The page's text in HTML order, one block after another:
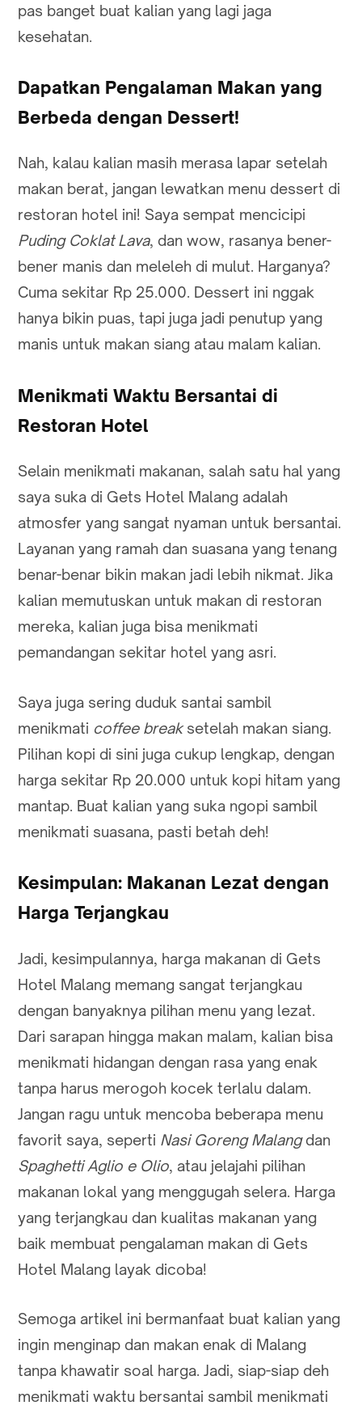
pas banget buat kalian yang lagi jaga
kesehatan.
Dapatkan Pengalaman Makan yang
Berbeda dengan Dessert!
Nah, kalau kalian masih merasa lapar setelah
makan berat, jangan lewatkan menu dessert di
restoran hotel ini! Saya sempat mencicipi
Puding Coklat Lava, dan wow, rasanya bener-
bener manis dan meleleh di mulut. Harganya?
Cuma sekitar Rp 25.000. Dessert ini nggak
hanya bikin puas, tapi juga jadi penutup yang
manis untuk makan siang atau malam kalian.
Menikmati Waktu Bersantai di
Restoran Hotel
Selain menikmati makanan, salah satu hal yang
saya suka di Gets Hotel Malang adalah
atmosfer yang sangat nyaman untuk bersantai.
Layanan yang ramah dan suasana yang tenang
benar-benar bikin makan jadi lebih nikmat. Jika
kalian memutuskan untuk makan di restoran
mereka, kalian juga bisa menikmati
pemandangan sekitar hotel yang asri.
Saya juga sering duduk santai sambil
menikmati coffee breaksetelah makan siang.
Pilihan kopi di sini juga cukup lengkap, dengan
harga sekitar Rp 20.000 untuk kopi hitam yang
mantap. Buat kalian yang suka ngopi sambil
menikmati suasana, pasti betah deh!
Kesimpulan: Makanan Lezat dengan
Harga Terjangkau
Jadi, kesimpulannya, harga makanan di Gets
Hotel Malang memang sangat terjangkau
dengan banyaknya pilihan menu yang lezat.
Dari sarapan hingga makan malam, kalian bisa
menikmati hidangan dengan rasa yang enak
tanpa harus merogoh kocek terlalu dalam.
Jangan ragu untuk mencoba beberapa menu
favorit saya, seperti Nasi Goreng Malangdan
Spaghetti Aglio e Olio, atau jelajahi pilihan
makanan lokal yang menggugah selera. Harga
yang terjangkau dan kualitas makanan yang
baik membuat pengalaman makan di Gets
Hotel Malang layak dicoba!
Semoga artikel ini bermanfaat buat kalian yang
ingin menginap dan makan enak di Malang
tanpa khawatir soal harga. Jadi, siap-siap deh
menikmati waktu bersantai sambil menikmati